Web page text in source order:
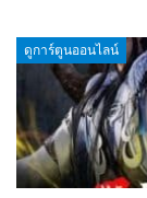
ดูการ์ตูนออนไลน์